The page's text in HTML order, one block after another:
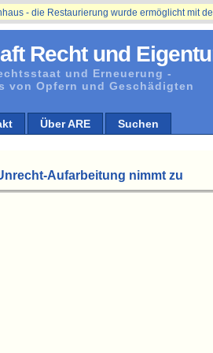
Recht und
und Erneuerung -
von Opfern und Geschädigten
Über ARE Suchen
- die Restaurierung wurde ermöglicht mit der
Aufarbeitung nimmt zu